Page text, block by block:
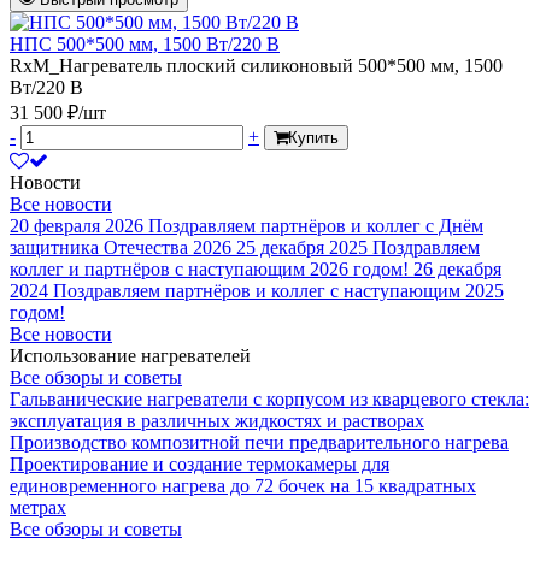
НПС 500*500 мм, 1500 Вт/220 В
RxM_Нагреватель плоский силиконовый 500*500 мм, 1500
Вт/220 В
31 500 ₽/шт
-
+ Купить
Новости
Все новости
20 февраля 2026 Поздравляем партнёров и коллег с Днём
защитника Отечества 2026 25 декабря 2025 Поздравляем
коллег и партнёров с наступающим 2026 годом! 26 декабря
2024 Поздравляем партнёров и коллег с наступающим 2025
годом!
Все новости
Использование нагревателей
Все обзоры и советы
Гальванические нагреватели с корпусом из кварцевого стекла:
эксплуатация в различных жидкостях и растворах
Производство композитной печи предварительного нагрева
Проектирование и создание термокамеры для
единовременного нагрева до 72 бочек на 15 квадратных
метрах
Все обзоры и советы